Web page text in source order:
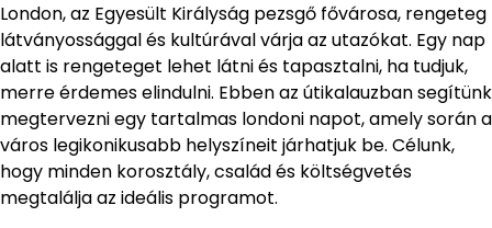
London, az Egyesült Királyság pezsgő fővárosa, rengeteg
látványossággal és kultúrával várja az utazókat. Egy nap
alatt is rengeteget lehet látni és tapasztalni, ha tudjuk,
merre érdemes elindulni. Ebben az útikalauzban segítünk
megtervezni egy tartalmas londoni napot, amely során a
város legikonikusabb helyszíneit járhatjuk be. Célunk,
hogy minden korosztály, család és költségvetés
megtalálja az ideális programot.